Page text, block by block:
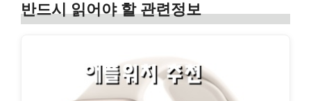
반드시 읽어야 할 관련정보